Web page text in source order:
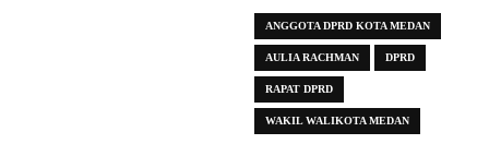
ANGGOTA DPRD KOTA MEDAN
AULIA RACHMAN DPRD
RAPAT DPRD
WAKIL WALIKOTA MEDAN